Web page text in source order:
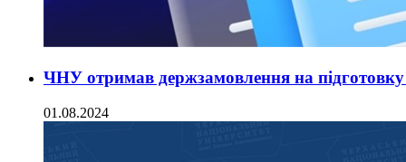
ЧНУ отримав держзамовлення на підготовку
01.08.2024